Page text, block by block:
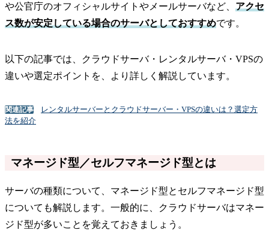
や公官庁のオフィシャルサイトやメールサーバなど、 アクセ
ス数が安定している場合のサーバとしておすすめです。
以下の記事では、クラウドサーバ・レンタルサーバ・VPSの
違いや選定ポイントを、より詳しく解説しています。
関連記事
レンタルサーバーとクラウドサーバー・VPSの違いは？選定方
法を紹介
マネージド型／セルフマネージド型とは
サーバの種類について、マネージド型とセルフマネージド型
についても解説します。一般的に、クラウドサーバはマネー
ジド型が多いことを覚えておきましょう。